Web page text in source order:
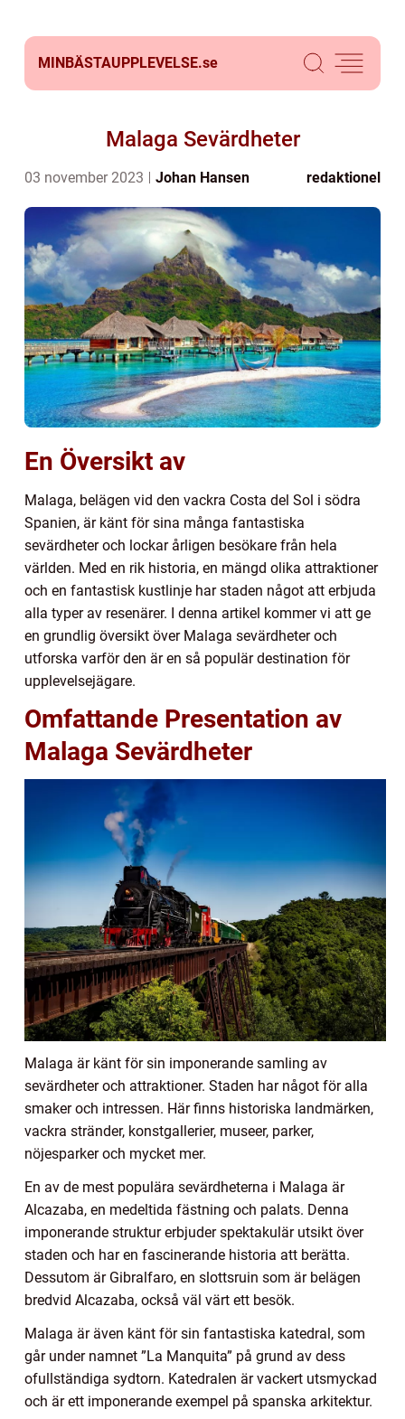
MINBÄSTAUPPLEVELSE.se
Malaga Sevärdheter
03 november 2023 Johan Hansen redaktionel
En Översikt av
Malaga, belägen vid den vackra Costa del Sol i södra
Spanien, är känt för sina många fantastiska
sevärdheter och lockar årligen besökare från hela
världen. Med en rik historia, en mängd olika attraktioner
och en fantastisk kustlinje har staden något att erbjuda
alla typer av resenärer. I denna artikel kommer vi att ge
en grundlig översikt över Malaga sevärdheter och
utforska varför den är en så populär destination för
upplevelsejägare.
Omfattande Presentation av
Malaga Sevärdheter
Malaga är känt för sin imponerande samling av
sevärdheter och attraktioner. Staden har något för alla
smaker och intressen. Här finns historiska landmärken,
vackra stränder, konstgallerier, museer, parker,
nöjesparker och mycket mer.
En av de mest populära sevärdheterna i Malaga är
Alcazaba, en medeltida fästning och palats. Denna
imponerande struktur erbjuder spektakulär utsikt över
staden och har en fascinerande historia att berätta.
Dessutom är Gibralfaro, en slottsruin som är belägen
bredvid Alcazaba, också väl värt ett besök.
Malaga är även känt för sin fantastiska katedral, som
går under namnet ”La Manquita” på grund av dess
ofullständiga sydtorn. Katedralen är vackert utsmyckad
och är ett imponerande exempel på spanska arkitektur.